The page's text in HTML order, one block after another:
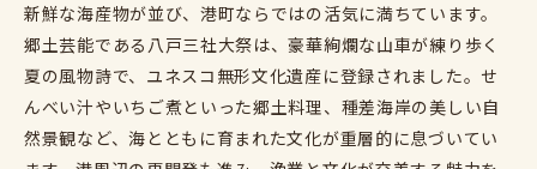
新鮮な海産物が並び、港町ならではの活気に満ちています。
郷土芸能である八戸三社大祭は、豪華絢爛な山車が練り歩く
夏の風物詩で、ユネスコ無形文化遺産に登録されました。せ
んべい汁やいちご煮といった郷土料理、種差海岸の美しい自
然景観など、海とともに育まれた文化が重層的に息づいてい